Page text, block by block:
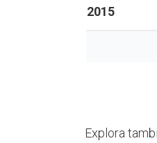
2015
Explora